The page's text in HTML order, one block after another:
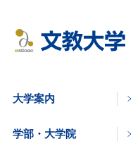
大学案内
学部・大学院